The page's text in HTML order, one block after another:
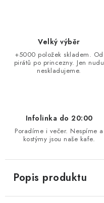
Velký výběr
+5000 položek skladem. Od
pirátů po princezny. Jen nudu
neskladujeme.
Infolinka do 20:00
Poradíme i večer. Nespíme a
kostýmy jsou naše kafe.
Popis produktu